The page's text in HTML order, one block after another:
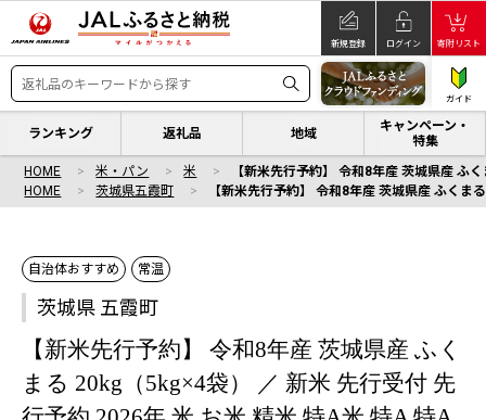
新規登録 ログイン 寄附リスト
ガイド
ランキング 返礼品 地域
キャンペーン・
特集
HOME 米・パン 米
【新米先行予約】 令和8年産 茨城県産 ふ
HOME
茨城県五霞町 【新米先行予約】 令和8年産 茨城県産 ふく
自治体おすすめ 常温
茨城県 五霞町
【新米先行予約】 令和8年産 茨城県産 ふく
まる 20kg（5kg×4袋） ／ 新米 先行受付 先